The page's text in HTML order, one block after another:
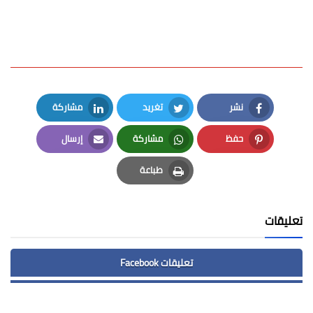
نشر
Facebook
تغريد
Twitter
مشاركة
LinkedIn
حفظ
Pinterest
مشاركة
Whatsapp
إرسال
Email
طباعة
Print
تعليقات
تعليقات Facebook